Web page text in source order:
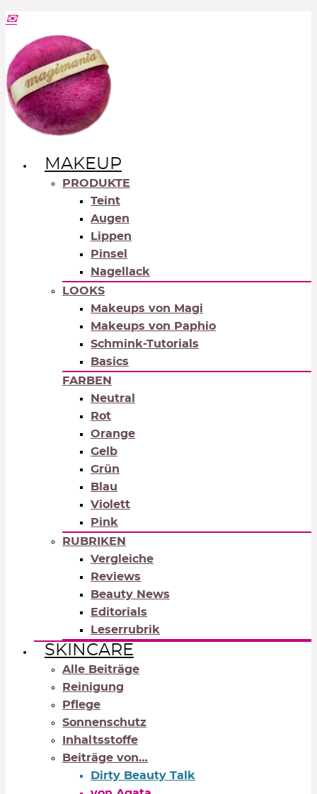
MAKEUP
PRODUKTE
Teint
Augen
Lippen
Pinsel
Nagellack
LOOKS
Makeups von Magi
Makeups von Paphio
Schmink-Tutorials
Basics
FARBEN
Neutral
Rot
Orange
Gelb
Grün
Blau
Violett
Pink
RUBRIKEN
Vergleiche
Reviews
Beauty News
Editorials
Leserrubrik
SKINCARE
Alle Beiträge
Reinigung
Pflege
Sonnenschutz
Inhaltsstoffe
Beiträge von…
Dirty Beauty Talk